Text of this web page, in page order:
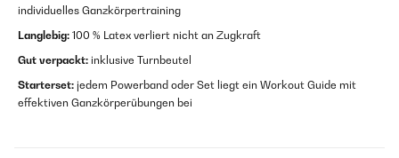
individuelles Ganzkörpertraining
Langlebig: 100 % Latex verliert nicht an Zugkraft
Gut verpackt: inklusive Turnbeutel
Starterset: jedem Powerband oder Set liegt ein Workout Guide mit
effektiven Ganzkörperübungen bei